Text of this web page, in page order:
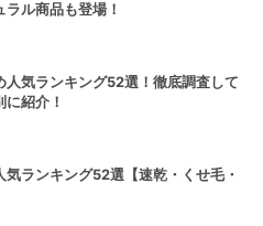
ル商品も登場！
人気ランキング52選！徹底調査して
紹介！
気ランキング52選【速乾・くせ毛・